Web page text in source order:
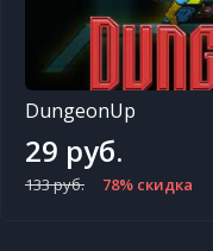
DungeonUp
29 руб.
133 руб. 78% скидка